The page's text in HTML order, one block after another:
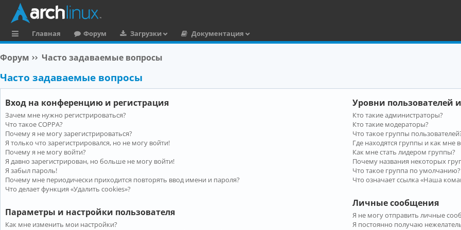
ы
л
Главная Форум Загрузки
Документация
Форум Часто задаваемые вопросы
Часто задаваемые вопросы
Вход на конференцию и регистрация
Зачем мне нужно регистрироваться?
Что такое COPPA?
Почему я не могу зарегистрироваться?
Я только что зарегистрировался, но не могу войти!
Почему я не могу войти?
Я давно зарегистрирован, но больше не могу войти!
Я забыл пароль!
Почему мне периодически приходится повторять ввод имени и пароля?
Что делает функция «Удалить cookies»?
Параметры и настройки пользователя
Как мне изменить мои настройки?
Уровни пользователей
Кто такие администраторы?
Кто такие модераторы?
Что такое группы
Где находятся группы и как мне
Как мне стать лидером группы?
Почему названия некоторых
Что такое группа по умолчанию?
Что означает ссылка «Наша
Личные сообщения
Я не могу отправить личные
Я постоянно получаю